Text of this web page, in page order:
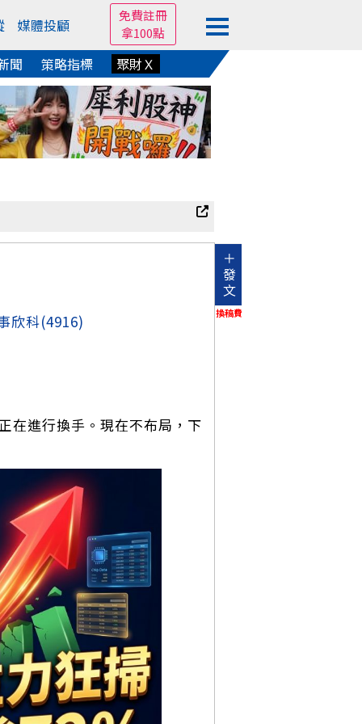
媒體投顧
免費註冊
拿100點
聞 策略指標 聚財Ｘ
＋
發
文
換稿費
欣科(4916)
在進行換手。現在不布局，下